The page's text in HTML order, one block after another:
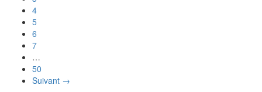
4
5
6
7
…
50
Suivant →